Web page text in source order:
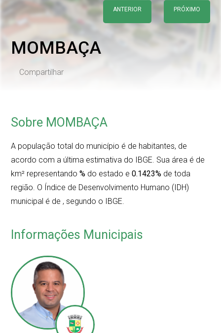
ANTERIOR PRÓXIMO
MOMBAÇA
Compartilhar
Sobre MOMBAÇA
A população total do município é de habitantes, de
acordo com a última estimativa do IBGE. Sua área é de
km² representando % do estado e 0.1423% de toda
região. O Índice de Desenvolvimento Humano (IDH)
municipal é de , segundo o IBGE.
Informações Municipais